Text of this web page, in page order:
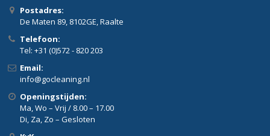
Postadres:
De Maten 89, 8102GE, Raalte
Telefoon:
Tel: +31 (0)572 - 820 203
Email:
info@gocleaning.nl
Openingstijden:
Ma, Wo – Vrij / 8.00 – 17.00
Di, Za, Zo – Gesloten